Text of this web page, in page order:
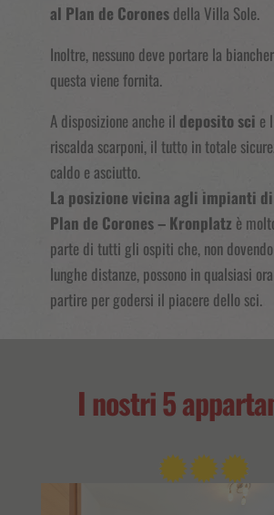
al Plan de Coronesdella Villa Sole.
Inoltre, nessuno deve portare la
questa viene fornita.
A disposizione anche il deposito sci e
riscalda scarponi, il tutto in totale
caldo e asciutto.
La posizione vicina agli impianti
Plan de Corones – Kronplatz è
parte di tutti gli ospiti che, non
lunghe distanze, possono in qualsiasi
partire per godersi il piacere dello sci.
I nostri 5